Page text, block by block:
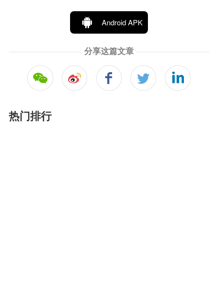
Android APK
分享这篇文章
热门排行